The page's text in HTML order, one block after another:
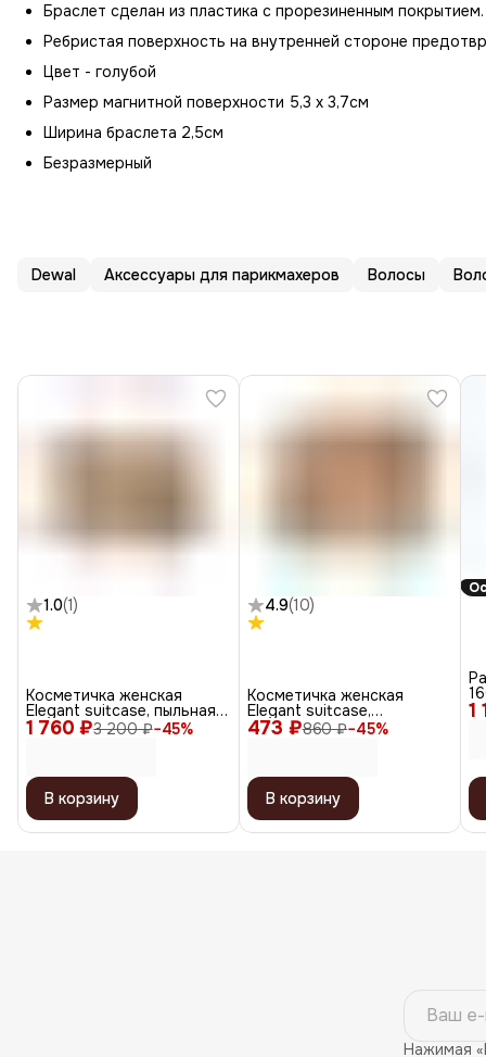
Браслет сделан из пластика с прорезиненным покрытием.
Ребристая поверхность на внутренней стороне
Цвет - голубой
Размер магнитной поверхности 5,3 х 3,7см
Ширина браслета 2,5см
Безразмерный
Dewal Аксессуары для парикмахеров Волосы
1.0(1)
1 760 ₽3 200 ₽−45%
Косметичка женская
Elegant suitcase, пыльная
роза
В корзину
4.9(10)
473 ₽860 ₽−45%
Косметичка женская
Elegant suitcase,
терракотовый
В корзину
1
Нажимая